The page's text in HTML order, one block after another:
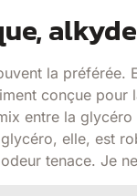
la
conçue
mix entre la
elle, est
tenace. Je